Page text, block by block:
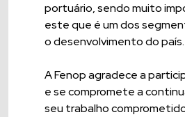
portuário, sendo muito
este que é um dos
o desenvolvimento do país.
A Fenop agradece a
e se compromete a
seu trabalho